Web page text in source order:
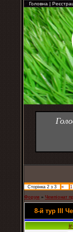
Головна |
Сторінка 2 з 3 « 1
Форум » Чемпіонат
8-й тур ІІІ